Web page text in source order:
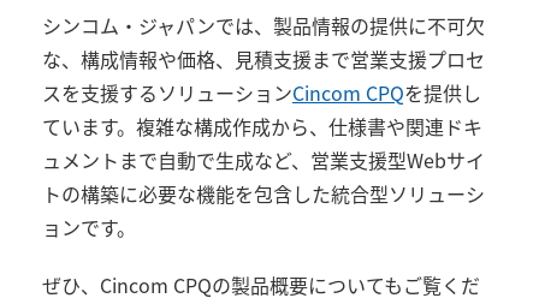
シンコム・ジャパンでは、製品情報の提供に不可欠
な、構成情報や価格、見積支援まで営業支援プロセ
スを支援するソリューションCincom CPQを提供し
ています。複雑な構成作成から、仕様書や関連ドキ
ュメントまで自動で生成など、営業支援型Webサイ
トの構築に必要な機能を包含した統合型ソリューシ
ョンです。
ぜひ、Cincom CPQの製品概要についてもご覧くだ